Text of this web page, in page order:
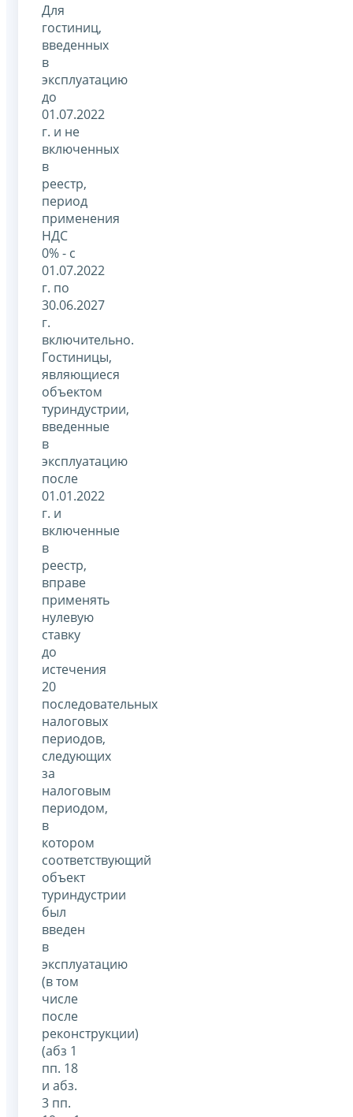
Для
гостиниц,
введенных
в
эксплуатацию
до
01.07.2022
г. и не
включенных
в
реестр,
период
применения
НДС
0% - с
01.07.2022
г. по
30.06.2027
г.
включительно.
Гостиницы,
являющиеся
объектом
туриндустрии,
введенные
в
эксплуатацию
после
01.01.2022
г. и
включенные
в
реестр,
вправе
применять
нулевую
ставку
до
истечения
20
последовательных
налоговых
периодов,
следующих
за
налоговым
периодом,
в
котором
соответствующий
объект
туриндустрии
был
введен
в
эксплуатацию
(в том
числе
после
реконструкции)
(абз 1
пп. 18
и абз.
3 пп.